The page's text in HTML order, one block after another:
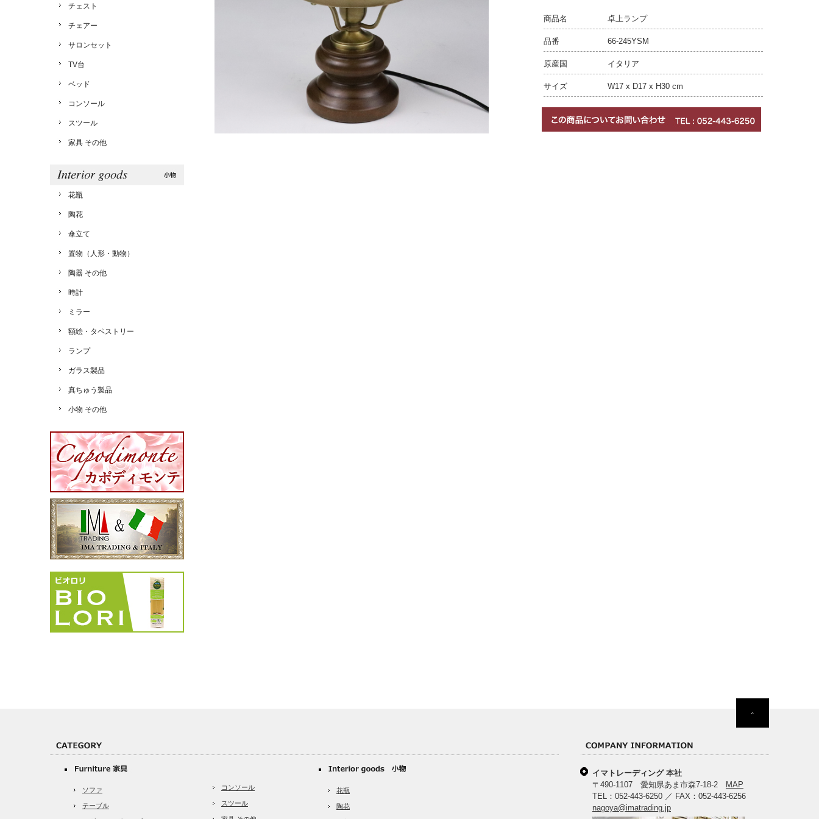
商品名 卓上ランプ
品番 66-245YSM
原産国 イタリア
サイズ W17 x D17 x H30 cm
チェスト
チェアー
サロンセット
TV台
ベッド
コンソール
スツール
家具 その他
花瓶
陶花
傘立て
置物（人形・動物）
陶器 その他
時計
ミラー
額絵・タペストリー
ランプ
ガラス製品
真ちゅう製品
小物 その他
ソファ
テーブル
コンソール
スツール
花瓶
陶花
イマトレーディング 本社
〒490-1107 愛知県あま市森7-18-2
MAP
TEL：052-443-6250 ／ FAX：052-443-6256
nagoya@imatrading.jp